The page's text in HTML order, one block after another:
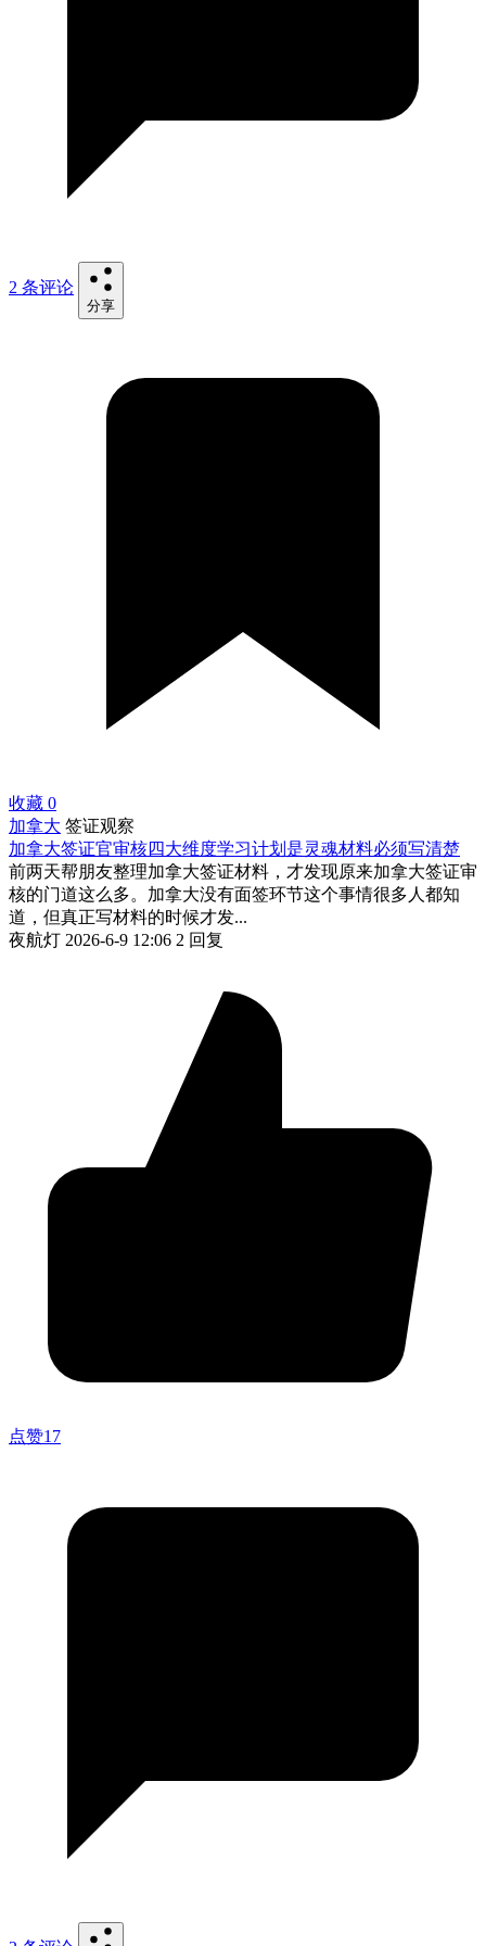
2 条评论
分享
收藏 0
加拿大 签证观察
加拿大签证官审核四大维度学习计划是灵魂材料必须写清楚
前两天帮朋友整理加拿大签证材料，才发现原来加拿大签证审
核的门道这么多。加拿大没有面签环节这个事情很多人都知
道，但真正写材料的时候才发...
夜航灯 2026-6-9 12:06 2 回复
点赞17